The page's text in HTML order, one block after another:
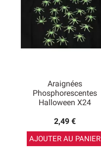
prévoir les araignées à
Nous proposons de
araignées Halloweenque
directement dans une
d’araignées géantes
Araignées
Phosphorescentes
Halloween X24
2,49 €
AJOUTER AU PANIER